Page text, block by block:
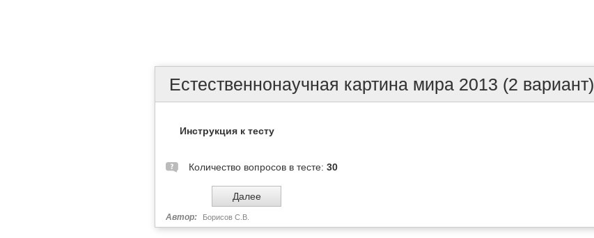
Естественнонаучная картина мира 2013 (2 вариант)
Инструкция к тесту
Количество вопросов в тесте: 30
Автор: Борисов С.В.